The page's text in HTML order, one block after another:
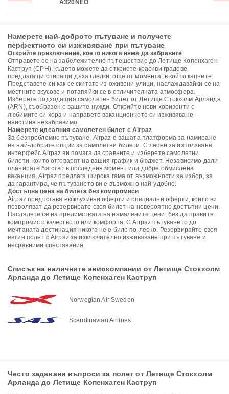
A320NEO
Намерете най-доброто пътуване и получете
перфектното си изживяване при пътуване
Открийте приключение, което никога няма да забравите
Отправете се на забележително пътешествие до Летище Копенхаген
Каструп (CPH), където можете да откриете красиви градове,
предлагащи спиращи дъха гледки, още от момента, в който кацнете.
Представете си как се скитате из оживени улици, наслаждавайки се на
местните вкусове и потапяйки се в отличителната атмосфера.
Изберете подходящия самолетен билет от Летище Стокхолм Арланда
(ARN), съобразен с вашите нужди. Открийте нови хоризонти с
любимите си хора и направете ваканционното си изживяване
наистина незабравимо.
Намерете идеалния самолетен билет с Airpaz
За безпроблемно пътуване, Airpaz е вашата платформа за намиране
на най-добрите опции за самолетни билети. С лесен за използване
интерфейс Airpaz ви помага да сравните и изберете самолетни
билети, които отговарят на вашия график и бюджет. Независимо дали
планирате бягство в последния момент или добре обмислена
ваканция, Airpaz предлага широка гама от възможности за избор, за
да гарантира, че пътуването ви е възможно най-удобно.
Достъпна цена на билета без компромиси
Airpaz предоставя ексклузивни оферти и специални оферти, които ви
позволяват да резервирате своя билет на невероятно достъпни цени.
Насладете се на предимствата на намалените цени, без да правите
компромис с качеството или комфорта. С Airpaz пътуването до
мечтаната дестинация никога не е било по-лесно. Резервирайте своя
евтин полет с Airpaz за изключително изживяване при пътуване и
несравними спестявания.
Списък на наличните авиокомпании от Летище Стокхолм
Арланда до Летище Копенхаген Каструп
Norwegian Air Sweden
Scandinavian Airlines
Често задавани въпроси за полет от Летище Стокхолм
Арланда до Летище Копенхаген Каструп